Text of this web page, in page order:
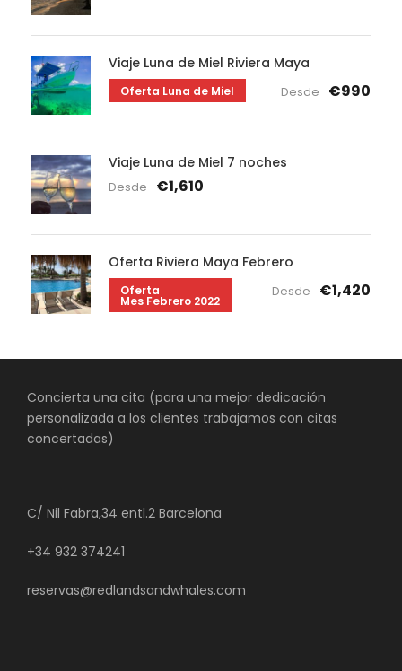
Viaje Luna de Miel Riviera Maya
Oferta Luna de Miel Desde €990
Viaje Luna de Miel 7 noches
Desde €1,610
Oferta Riviera Maya Febrero
Oferta
Mes Febrero 2022
Desde €1,420
Concierta una cita (para una mejor dedicación
personalizada a los clientes trabajamos con citas
concertadas)
C/ Nil Fabra,34 entl.2 Barcelona
+34 932 374241
reservas@redlandsandwhales.com